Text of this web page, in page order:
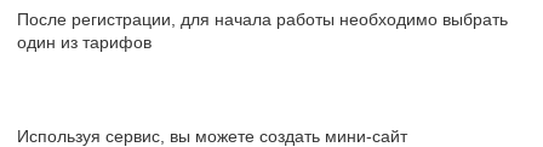
После регистрации, для начала работы необходимо выбрать
один из тарифов
Используя сервис, вы можете создать мини-сайт